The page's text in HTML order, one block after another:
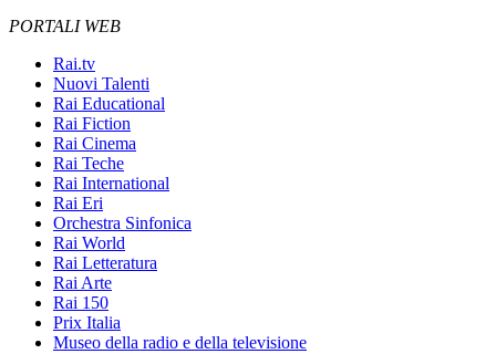
PORTALI WEB
Rai.tv
Nuovi Talenti
Rai Educational
Rai Fiction
Rai Cinema
Rai Teche
Rai International
Rai Eri
Orchestra Sinfonica
Rai World
Rai Letteratura
Rai Arte
Rai 150
Prix Italia
Museo della radio e della televisione